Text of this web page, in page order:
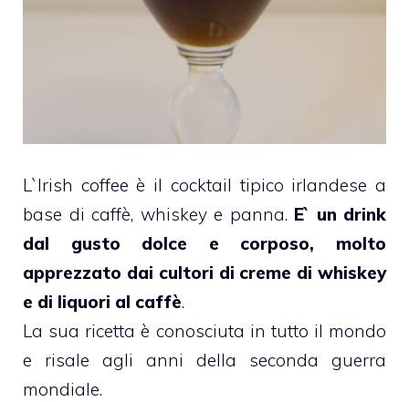
L`Irish coffee è il cocktail tipico irlandese a
base di caffè, whiskey e panna. E` un drink
dal gusto dolce e corposo, molto
apprezzato dai cultori di creme di whiskey
e di liquori al caffè.
La sua ricetta è conosciuta in tutto il mondo
e risale agli anni della seconda guerra
mondiale.